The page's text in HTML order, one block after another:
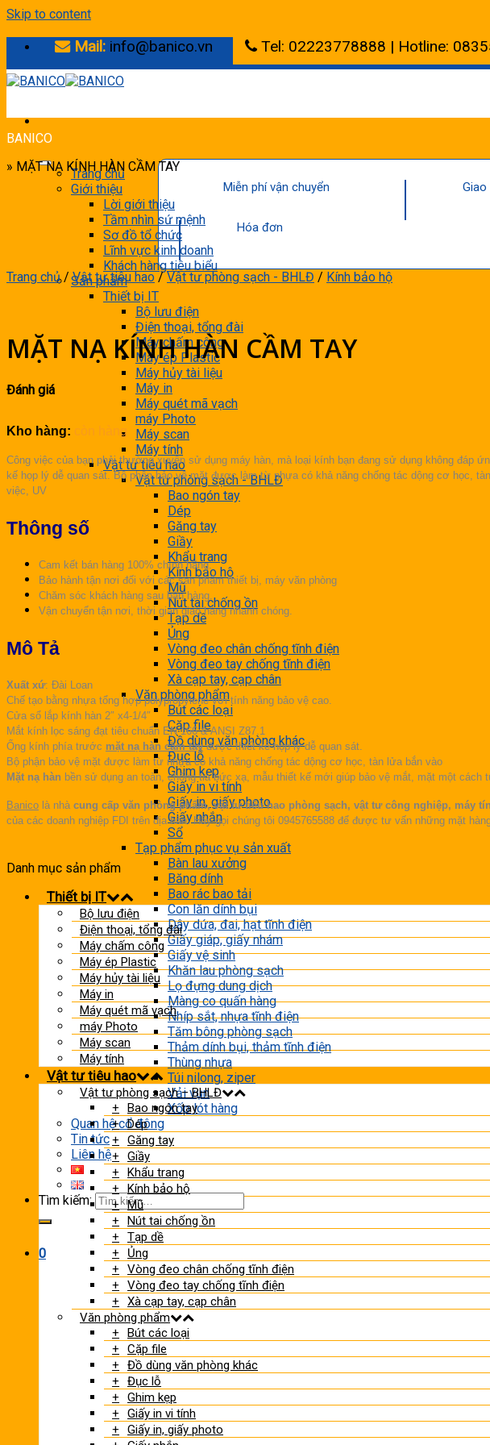
Skip to content
Mail: info@banico.vn Tel: 02223778888 | Hotline:
Trang chủ
Giới thiệu
Lời giới thiệu
Tầm nhìn sứ mệnh
Sơ đồ tổ chức
Lĩnh vực kinh doanh
Khách hàng tiêu biểu
Sản phẩm
Thiết bị IT
Bộ lưu điện
Điện thoại, tổng đài
Máy chấm công
Máy ép Plastic
Máy hủy tài liệu
Máy in
Máy quét mã vạch
máy Photo
Máy scan
Máy tính
Vật tư tiêu hao
Vật tư phòng sạch - BHLĐ
Bao ngón tay
Dép
Găng tay
Giầy
Khẩu trang
Kính bảo hộ
Mũ
Nút tai chống ồn
Tạp dề
Ủng
Vòng đeo chân chống tĩnh điện
Vòng đeo tay chống tĩnh điện
Xà cạp tay, cạp chân
Văn phòng phẩm
Bút các loại
Cặp file
Đồ dùng văn phòng khác
Đục lỗ
Ghim kẹp
Giấy in vi tính
Giấy in, giấy photo
Giấy nhắn
Sổ
Tạp phẩm phục vụ sản xuất
Bàn lau xưởng
Băng dính
Bao rác bao tải
Con lăn dính bụi
Dây dứa, đai, hạt tĩnh điện
Giấy giáp, giấy nhám
Giấy vệ sinh
Khăn lau phòng sạch
Lọ đựng dung dịch
Màng co quấn hàng
Nhíp sắt, nhựa tĩnh điện
Tăm bông phòng sạch
Thảm dính bụi, thảm tĩnh điện
Thùng nhựa
Túi nilong, ziper
Vải vụn
Xốp lót hàng
Quan hệ cổ đông
Tin tức
Liên hệ
Tìm kiếm:
0
BANICO
» MẶT NẠ KÍNH HÀN CẦM TAY
Miễn phí vận chuyển Giao
Hóa đơn
Trang chủ / Vật tư tiêu hao / Vật tư phòng sạch - BHLĐ / Kính bảo hộ
MẶT NẠ KÍNH HÀN CẦM TAY
Đánh giá
Kho hàng: còn hàng
Công việc của bạn phải thường xuyên sử dụng máy hàn, mà loại kính bạn đang sử dụng không
kế họp lý dễ quan sát. Bộ phận bảo vệ mặt được làm từ nhựa có khả năng chống tác dộng cơ học,
việc, UV
Thông số
Cam kết bán hàng 100% chính hãng.
Bảo hành tận nơi đối với các sản phẩm thiết bị, máy văn phòng
Chăm sóc khách hàng sau bán hàng.
Vận chuyển tận nơi, thời gian giao hàng nhanh chóng.
Mô Tả
Xuất xứ: Đài Loan
Chế tạo bằng nhựa tổng hợp polypropylene với tính năng bảo vệ cao.
Cửa sổ lắp kính hàn 2″ x4-1/4″
Mắt kính lọc sáng đạt tiêu chuẩn EN 166 & ANSI Z87.1
Ống kính phía trước mặt nạ hàn cầm tay được thiết kế họp lý dễ quan sát.
Bộ phận bảo vệ mặt được làm từ nhựa có khả năng chống tác dộng cơ học, tàn lửa bắn vào
Mặt nạ hàn bền sử dụng an toàn, chống tia bức xạ, mẫu thiết kế mới giúp bảo vệ mắt, mặt một cách
Banico là nhà cung cấp văn phòng phẩm, vật tư tiêu hao phòng sạch, vật tư công nghiệp, máy
của các doanh nghiệp FDI trên địa bàn. Hãy gọi chúng tôi 0945765588 để được tư vấn những mặt
Danh mục sản phẩm
Thiết bị IT
Bộ lưu điện
Điện thoại, tổng đài
Máy chấm công
Máy ép Plastic
Máy hủy tài liệu
Máy in
Máy quét mã vạch
máy Photo
Máy scan
Máy tính
Vật tư tiêu hao
Vật tư phòng sạch – BHLĐ
Bao ngón tay
Dép
Găng tay
Giầy
Khẩu trang
Kính bảo hộ
Mũ
Nút tai chống ồn
Tạp dề
Ủng
Vòng đeo chân chống tĩnh điện
Vòng đeo tay chống tĩnh điện
Xà cạp tay, cạp chân
Văn phòng phẩm
Bút các loại
Cặp file
Đồ dùng văn phòng khác
Đục lỗ
Ghim kẹp
Giấy in vi tính
Giấy in, giấy photo